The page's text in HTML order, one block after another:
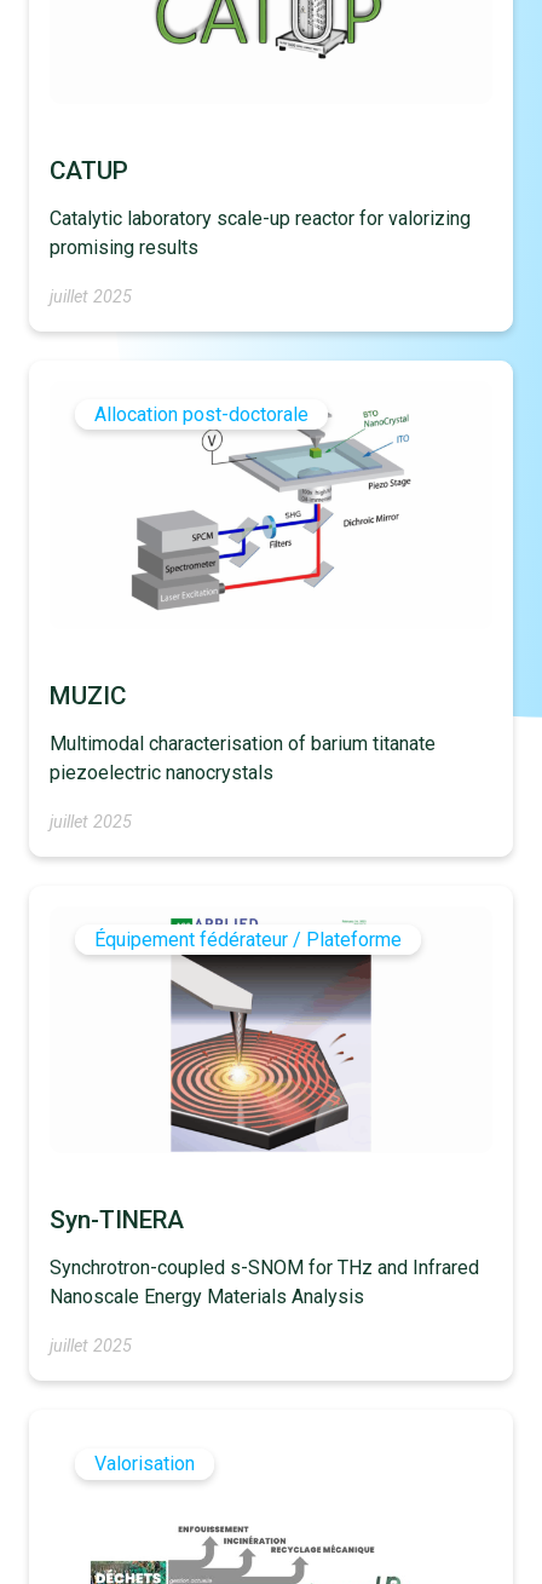
CATUP
Catalytic laboratory scale-up reactor for valorizing
promising results
juillet 2025
Allocation post-doctorale
MUZIC
Multimodal characterisation of barium titanate
piezoelectric nanocrystals
juillet 2025
Équipement fédérateur / Plateforme
Syn-TINERA
Synchrotron-coupled s-SNOM for THz and Infrared
Nanoscale Energy Materials Analysis
juillet 2025
Valorisation